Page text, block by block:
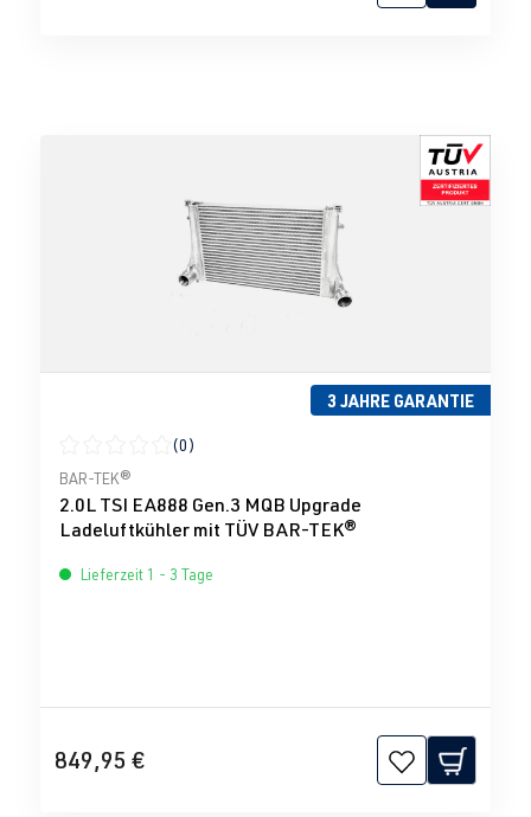
3 JAHRE GARANTIE
Durchschnittliche Bewertung von 0 von 5 Sternen
(0)
BAR-TEK®
2.0L TSI EA888 Gen.3 MQB Upgrade
Ladeluftkühler mit TÜV BAR-TEK®
Lieferzeit 1 - 3 Tage
849,95 €